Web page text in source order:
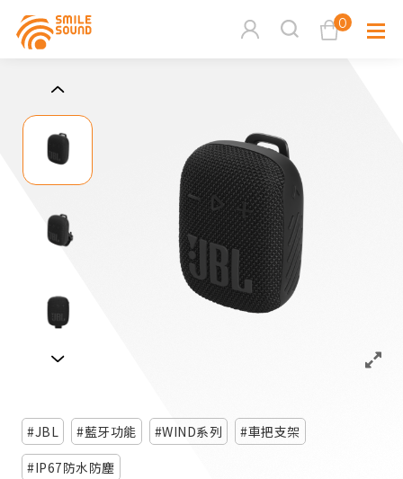
0
請選擇商品分類
請選擇分類
活動
JBL 藍牙功能 WIND系列
車把支架
IP67防水防塵